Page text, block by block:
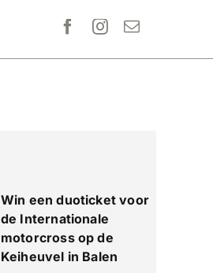
Win een duoticket voor
de Internationale
motorcross op de
Keiheuvel in Balen